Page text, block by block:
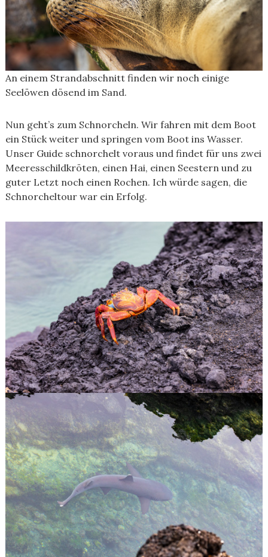
An einem Strandabschnitt finden wir noch einige
Seelöwen dösend im Sand.
Nun geht’s zum Schnorcheln. Wir fahren mit dem Boot
ein Stück weiter und springen vom Boot ins Wasser.
Unser Guide schnorchelt voraus und findet für uns zwei
Meeresschildkröten, einen Hai, einen Seestern und zu
guter Letzt noch einen Rochen. Ich würde sagen, die
Schnorcheltour war ein Erfolg.